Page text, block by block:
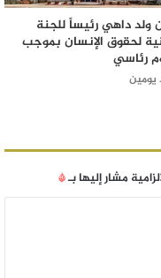
ولد داهي رئيساً للجنة
لحقوق الإنسان بموجب
رئاسي
يومين
مشار إليها بـ*